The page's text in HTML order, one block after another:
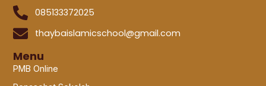
085133372025
thaybaislamicschool@gmail.com
Menu
PMB Online